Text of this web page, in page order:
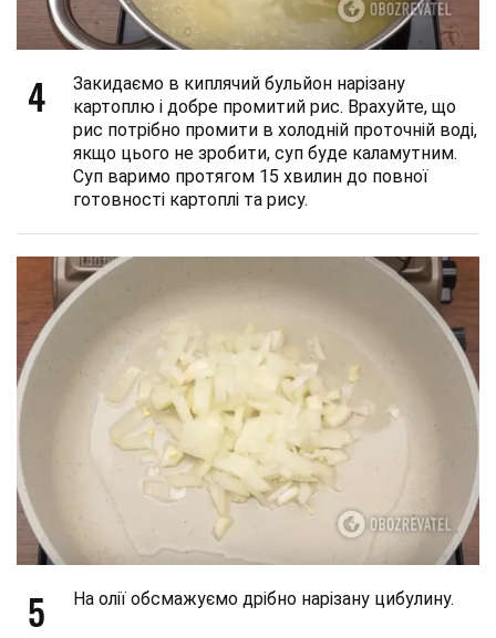
4
Закидаємо в киплячий бульйон нарізану
картоплю і добре промитий рис. Врахуйте, що
рис потрібно промити в холодній проточній воді,
якщо цього не зробити, суп буде каламутним.
Суп варимо протягом 15 хвилин до повної
готовності картоплі та рису.
5 На олії обсмажуємо дрібно нарізану цибулину.